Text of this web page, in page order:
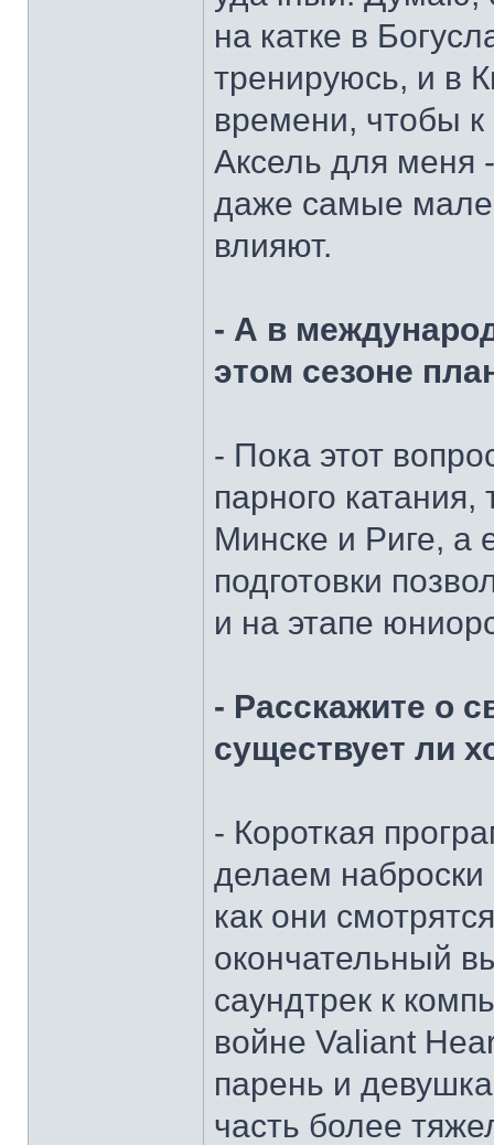
на катке в
тренируюсь, и в
времени, чтобы к
Аксель для меня
даже самые
влияют.
- А в
этом сезоне
- Пока этот
парного
Минске и Риге, а
подготовки
и на этапе
- Расскажите о
существует ли
- Короткая
делаем
как они
окончательный
саундтрек к
войне Valiant
парень и
часть более